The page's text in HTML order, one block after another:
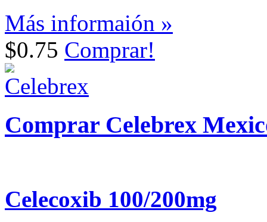
Más informaión »
$0.75 Comprar!
Comprar Celebrex
Celecoxib 100/200mg